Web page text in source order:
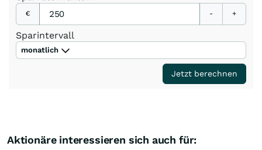
€ - +
Sparintervall
monatlich
Jetzt berechnen
Aktionäre interessieren sich auch für: